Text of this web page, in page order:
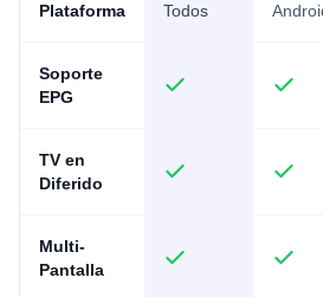
Plataforma Todos
Soporte
EPG
TV en
Diferido
Multi-
Pantalla